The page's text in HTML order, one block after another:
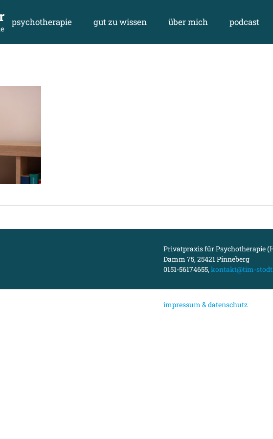
psychotherapie gut zu wissen über mich podcast
Privatpraxis für Psychotherapie
Damm 75, 25421 Pinneberg
0151-56174655,kontakt@tim-
impressum & datenschutz